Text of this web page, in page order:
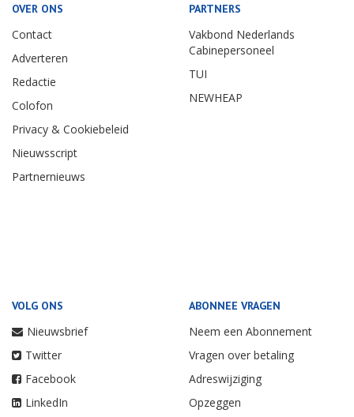
OVER ONS
Contact
Adverteren
Redactie
Colofon
Privacy & Cookiebeleid
Nieuwsscript
Partnernieuws
PARTNERS
Vakbond Nederlands
Cabinepersoneel
TUI
NEWHEAP
VOLG ONS
Nieuwsbrief
Twitter
Facebook
LinkedIn
ABONNEE VRAGEN
Neem een Abonnement
Vragen over betaling
Adreswijziging
Opzeggen